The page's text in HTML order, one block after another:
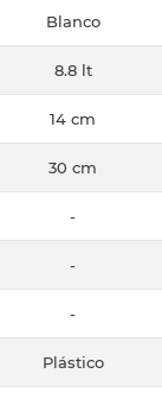
Blanco
8.8 lt
14 cm
30 cm
-
-
-
Plástico